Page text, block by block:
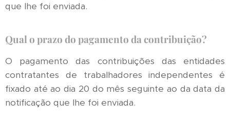
que lhe foi enviada.
Qual o prazo do pagamento da contribuição?
O pagamento das contribuições das entidades
contratantes de trabalhadores independentes é
fixado até ao dia 20 do mês seguinte ao da data da
notificação que lhe foi enviada.